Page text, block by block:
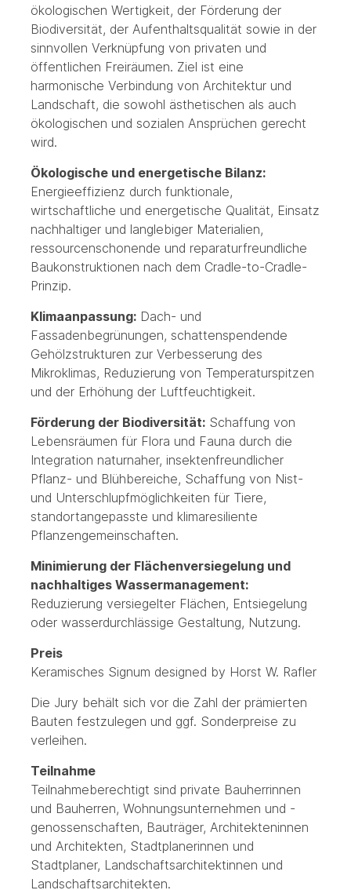
ökologischen Wertigkeit, der Förderung der
Biodiversität, der Aufenthaltsqualität sowie in der
sinnvollen Verknüpfung von privaten und
öffentlichen Freiräumen. Ziel ist eine
harmonische Verbindung von Architektur und
Landschaft, die sowohl ästhetischen als auch
ökologischen und sozialen Ansprüchen gerecht
wird.
Ökologische und energetische Bilanz:
Energieeffizienz durch funktionale,
wirtschaftliche und energetische Qualität, Einsatz
nachhaltiger und langlebiger Materialien,
ressourcenschonende und reparaturfreundliche
Baukonstruktionen nach dem Cradle-to-Cradle-
Prinzip.
Klimaanpassung:Dach- und
Fassadenbegrünungen, schattenspendende
Gehölzstrukturen zur Verbesserung des
Mikroklimas, Reduzierung von Temperaturspitzen
und der Erhöhung der Luftfeuchtigkeit.
Förderung der Biodiversität:Schaffung von
Lebensräumen für Flora und Fauna durch die
Integration naturnaher, insektenfreundlicher
Pflanz- und Blühbereiche, Schaffung von Nist-
und Unterschlupfmöglichkeiten für Tiere,
standortangepasste und klimaresiliente
Pflanzengemeinschaften.
Minimierung der Flächenversiegelung und
nachhaltiges Wassermanagement:
Reduzierung versiegelter Flächen, Entsiegelung
oder wasserdurchlässige Gestaltung, Nutzung.
Preis
Keramisches Signum designed by Horst W. Rafler
Die Jury behält sich vor die Zahl der prämierten
Bauten festzulegen und ggf. Sonderpreise zu
verleihen.
Teilnahme
Teilnahmeberechtigt sind private Bauherrinnen
und Bauherren, Wohnungsunternehmen und -
genossenschaften, Bauträger, Architekteninnen
und Architekten, Stadtplanerinnen und
Stadtplaner, Landschaftsarchitektinnen und
Landschaftsarchitekten.